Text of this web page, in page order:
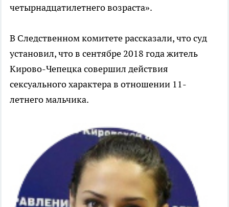
четырнадцатилетнего возраста».
В Следственном комитете рассказали, что суд
установил, что в сентябре 2018 года житель
Кирово-Чепецка совершил действия
сексуального характера в отношении 11-
летнего мальчика.